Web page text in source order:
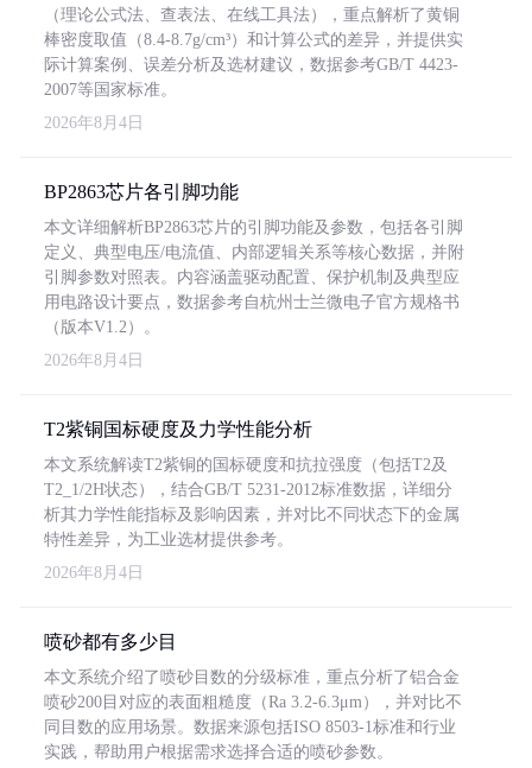
（理论公式法、查表法、在线工具法），重点解析了黄铜
棒密度取值（8.4-8.7g/cm³）和计算公式的差异，并提供实
际计算案例、误差分析及选材建议，数据参考GB/T 4423-
2007等国家标准。
2026年8月4日
BP2863芯片各引脚功能
本文详细解析BP2863芯片的引脚功能及参数，包括各引脚
定义、典型电压/电流值、内部逻辑关系等核心数据，并附
引脚参数对照表。内容涵盖驱动配置、保护机制及典型应
用电路设计要点，数据参考自杭州士兰微电子官方规格书
（版本V1.2）。
2026年8月4日
T2紫铜国标硬度及力学性能分析
本文系统解读T2紫铜的国标硬度和抗拉强度（包括T2及
T2_1/2H状态），结合GB/T 5231-2012标准数据，详细分
析其力学性能指标及影响因素，并对比不同状态下的金属
特性差异，为工业选材提供参考。
2026年8月4日
喷砂都有多少目
本文系统介绍了喷砂目数的分级标准，重点分析了铝合金
喷砂200目对应的表面粗糙度（Ra 3.2-6.3μm），并对比不
同目数的应用场景。数据来源包括ISO 8503-1标准和行业
实践，帮助用户根据需求选择合适的喷砂参数。